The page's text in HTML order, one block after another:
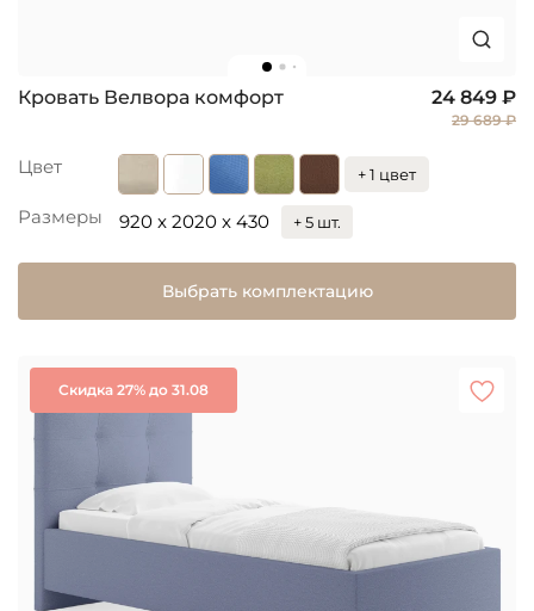
Кровать Велвора комфорт 24 849 ₽
29 689 ₽
Цвет + 1 цвет
Размеры 920 x 2020 x 430 + 5 шт.
Выбрать комплектацию
Скидка 27% до 31.08